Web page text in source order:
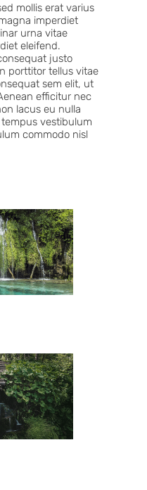
mollis erat varius
imperdiet
urna vitae
eleifend.
justo
porttitor tellus vitae
sem elit, ut
efficitur nec
lacus eu nulla
vestibulum
commodo nisl